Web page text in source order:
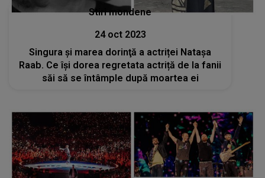
Stiri mondene
24 oct 2023
Singura şi marea dorinţă a actriței Nataşa
Raab. Ce își dorea regretata actriță de la fanii
săi să se întâmple după moartea ei